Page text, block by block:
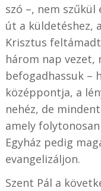
szó –, nem szűkül
út a küldetéshez,
Krisztus
három nap vezet,
befogadhassuk –
középpontja, a
nehéz, de
amely
Egyház pedig
evangelizáljon.
Szent Pál a